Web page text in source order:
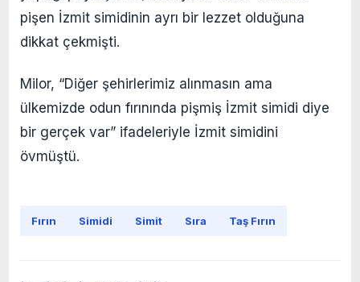
pişen İzmit simidinin ayrı bir lezzet olduğuna
dikkat çekmişti.
Milor, “Diğer şehirlerimiz alınmasın ama
ülkemizde odun fırınında pişmiş İzmit simidi diye
bir gerçek var” ifadeleriyle İzmit simidini
övmüştü.
Fırın Simidi Simit Sıra Taş Fırın